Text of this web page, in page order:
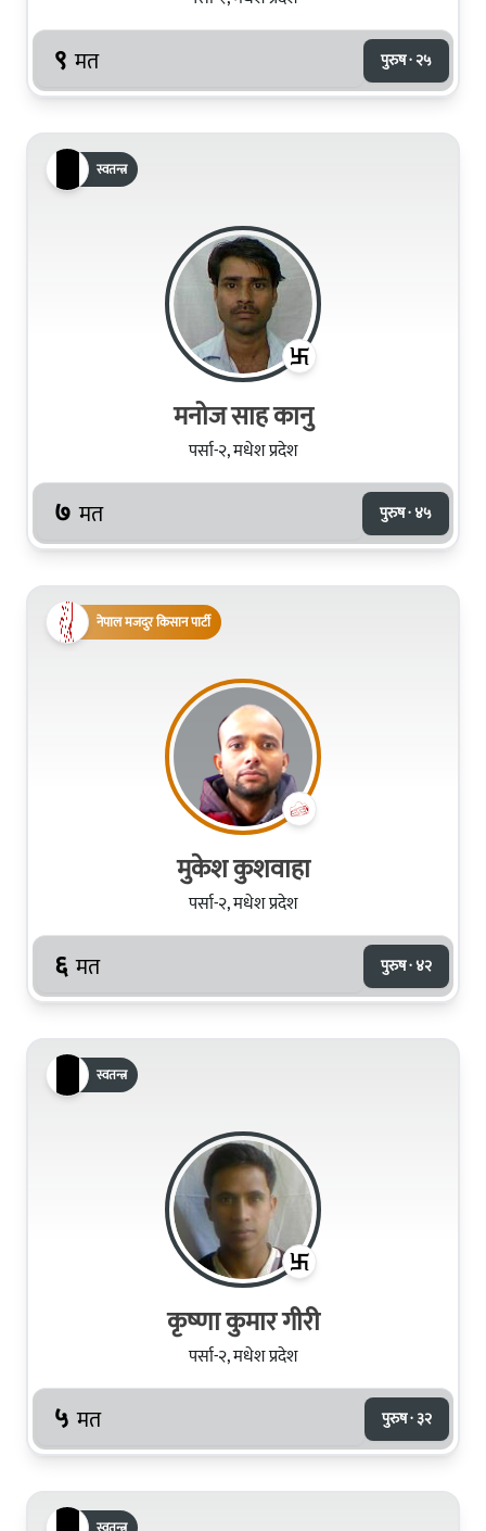
९ मत पुरुष · २५
स्वतन्त्र
मनोज साह कानु
पर्सा-२, मधेश प्रदेश
७ मत पुरुष · ४५
नेपाल मजदुर किसान पार्टी
मुकेश कुशवाहा
पर्सा-२, मधेश प्रदेश
६ मत पुरुष · ४२
स्वतन्त्र
कृष्‍णा कुमार गीरी
पर्सा-२, मधेश प्रदेश
५ मत पुरुष · ३२